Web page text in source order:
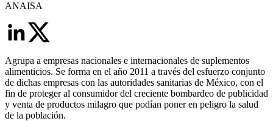
ANAISA
Agrupa a empresas nacionales e internacionales de suplementos
alimenticios. Se forma en el año 2011 a través del esfuerzo conjunto
de dichas empresas con las autoridades sanitarias de México, con el
fin de proteger al consumidor del creciente bombardeo de publicidad
y venta de productos milagro que podían poner en peligro la salud
de la población.